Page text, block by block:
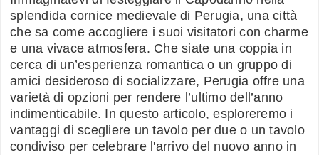
splendida cornice medievale di Perugia, una città
che sa come accogliere i suoi visitatori con charme
e una vivace atmosfera. Che siate una coppia in
cerca di un’esperienza romantica o un gruppo di
amici desideroso di socializzare, Perugia offre una
varietà di opzioni per rendere l’ultimo dell’anno
indimenticabile. In questo articolo, esploreremo i
vantaggi di scegliere un tavolo per due o un tavolo
condiviso per celebrare l'arrivo del nuovo anno in